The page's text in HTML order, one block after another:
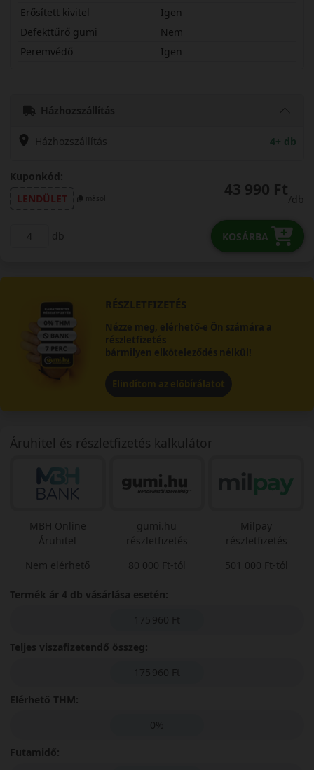
Erősített kivitel
Igen
Defekttűrő gumi
Nem
Peremvédő
Igen
Házhozszállítás
Házhozszállítás 4+ db
Kuponkód:
LENDÜLET
másol 43 990 Ft
/db
db KOSÁRBA
RÉSZLETFIZETÉS
Nézze meg, elérhető-e Ön számára a
részletfizetés
bármilyen elköteleződés nélkül!
Elindítom az előbírálatot
Áruhitel és részletfizetés kalkulátor
MBH Online
Áruhitel
Nem elérhető
gumi.hu
részletfizetés
80 000 Ft-tól
Milpay
részletfizetés
501 000 Ft-tól
Termék ár 4 db vásárlása esetén:
175 960 Ft
Teljes viszafizetendő összeg:
175 960 Ft
Elérhető THM:
0%
Futamidő: